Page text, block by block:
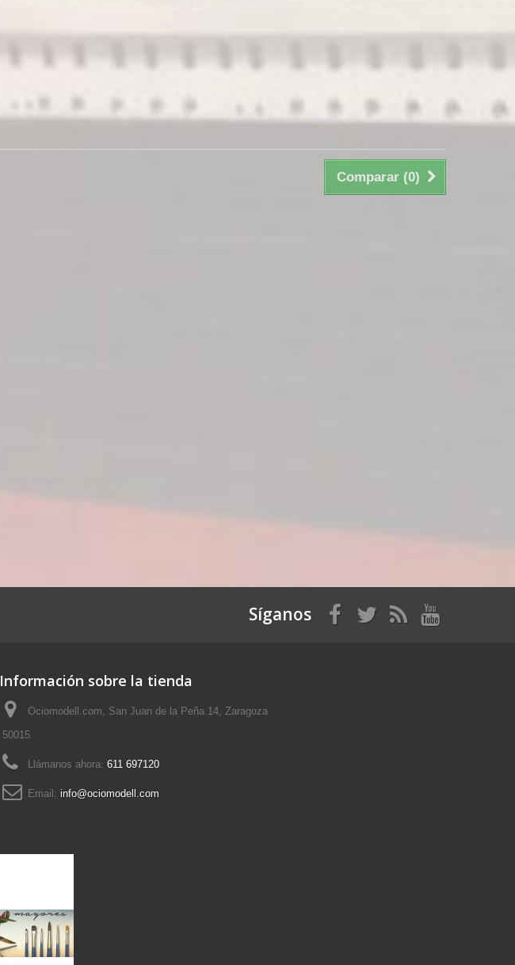
Comparar (0)
Síganos
Información sobre la tienda
Ociomodell.com, San Juan de la Peña 14, Zaragoza
50015
Llámanos ahora: 611 697120
Email: info@ociomodell.com